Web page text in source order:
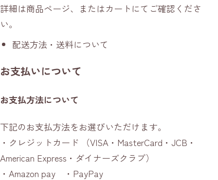
詳細は商品ページ、またはカートにてご確認くださ
い。
配送方法・送料について
お支払いについて
お支払方法について
下記のお支払方法をお選びいただけます。
・クレジットカード （VISA・MasterCard・JCB・
American Express・ダイナーズクラブ）
・Amazon pay ・PayPay